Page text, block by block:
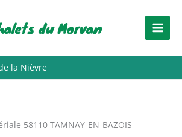
du Morvan
la Nièvre
58110 TAMNAY-EN-BAZOIS